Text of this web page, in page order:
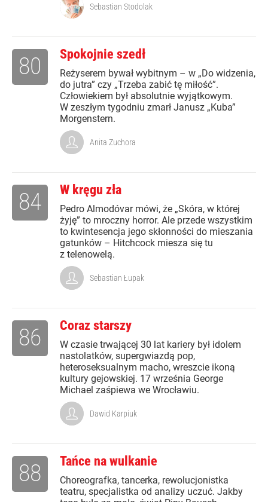
Sebastian Stodolak
Spokojnie szedł
Reżyserem bywał wybitnym – w „Do widzenia,
do jutra” czy „Trzeba zabić tę miłość”.
Człowiekiem był absolutnie wyjątkowym.
W zeszłym tygodniu zmarł Janusz „Kuba”
Morgenstern.
80
Anita Zuchora
W kręgu zła
Pedro Almodóvar mówi, że „Skóra, w której
żyję” to mroczny horror. Ale przede wszystkim
to kwintesencja jego skłonności do mieszania
gatunków – Hitchcock miesza się tu
z telenowelą.
84
Sebastian Łupak
Coraz starszy
W czasie trwającej 30 lat kariery był idolem
nastolatków, supergwiazdą pop,
heteroseksualnym macho, wreszcie ikoną
kultury gejowskiej. 17 września George
Michael zaśpiewa we Wrocławiu.
86
Dawid Karpiuk
Tańce na wulkanie
Choreografka, tancerka, rewolucjonistka
teatru, specjalistka od analizy uczuć. Jakby
88